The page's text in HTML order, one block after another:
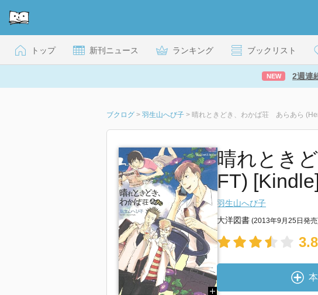
トップ 新刊ニュース ランキング ブックリスト
NEW 2週連
ブクログ > 羽生山へび子 > 晴れときどき、わかば荘 あらあら
晴れとき
FT) [Kindle]
羽生山へび子
大洋図書 (2013年9月25日発